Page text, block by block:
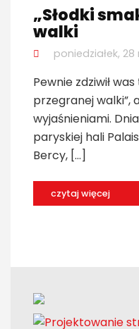
„Słodki
walki
poniedziałek, 28
Pewnie zdziwił
przegranej walki”,
wyjaśnieniami.
paryskiej hali
Bercy, […]
czytaj więcej